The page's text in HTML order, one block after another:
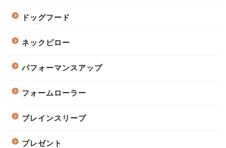
ドッグフード
ネックピロー
パフォーマンスアップ
フォームローラー
ブレインスリープ
プレゼント